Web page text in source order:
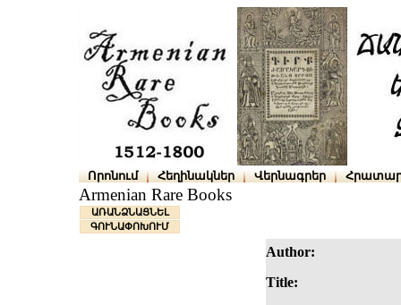
Որոնում Հեղինակներ Վերնագրեր
Armenian Rare Books
ԱՌԱՆՁՆԱՑՆԵԼ
ԳՈՒՆԱՓՈԽՈՒՄ
Author:
Title: